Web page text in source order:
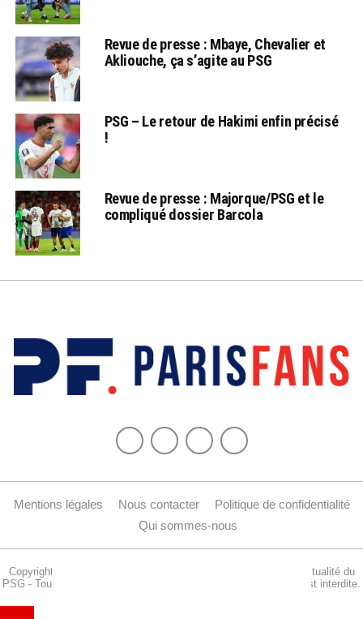
Revue de presse : Mbaye, Chevalier et
Akliouche, ça s’agite au PSG
PSG – Le retour de Hakimi enfin précisé
!
Revue de presse : Majorque/PSG et le
compliqué dossier Barcola
Mentions légales Nous contacter
Politique de confidentialité
Qui sommes-nous
Copyright © 2015-2024 Parisfans.fr, 1er site amateur dédié à l'actualité du
PSG - Tous les droits sont réservés. La reproduction de ce site est interdite.